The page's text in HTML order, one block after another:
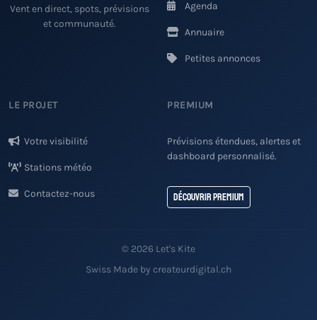
Vent en direct, spots, prévisions
et communauté.
Agenda
Annuaire
Petites annonces
LE PROJET
Votre visibilité
Stations météo
Contactez-nous
PREMIUM
Prévisions étendues, alertes et
dashboard personnalisé.
Découvrir Premium
© 2026 Let's Kite
Swiss Made by createurdigital.ch